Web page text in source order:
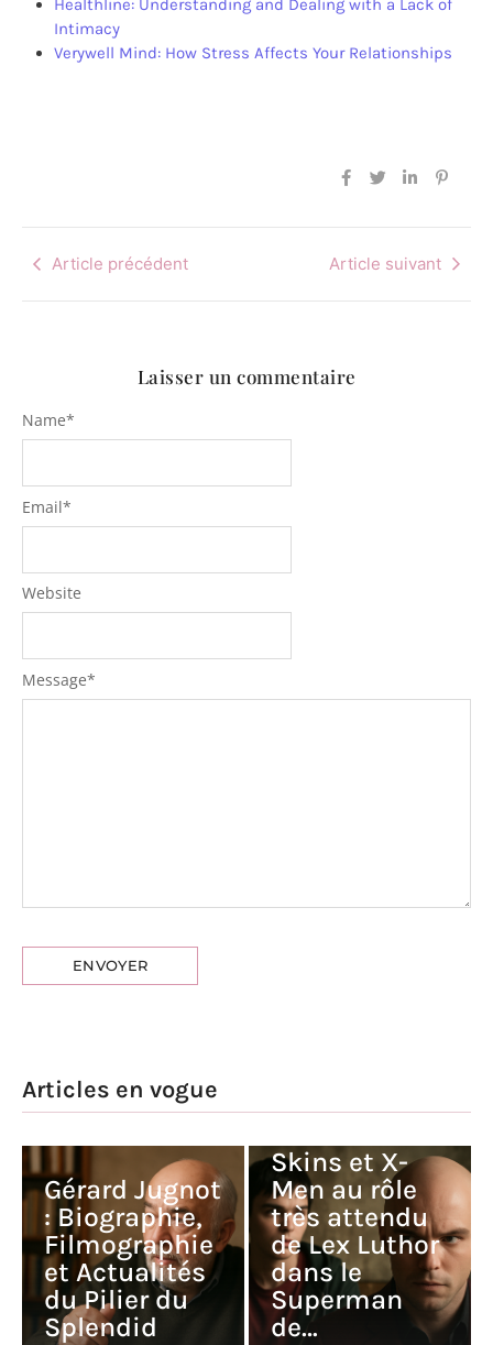
Healthline: Understanding and Dealing with a Lack of
Intimacy
Verywell Mind: How Stress Affects Your Relationships
Article précédent Article suivant
Laisser un commentaire
Message*
Name*
Email*
Website
Articles en vogue
Gérard Jugnot
: Biographie,
Filmographie
et Actualités
du Pilier du
Splendid
Hoult : du
Skins et X-
Men au rôle
très attendu
de Lex Luthor
dans le
Superman
de…